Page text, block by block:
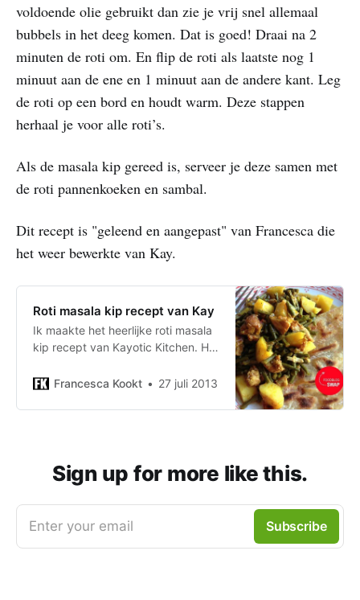
voldoende olie gebruikt dan zie je vrij snel allemaal
bubbels in het deeg komen. Dat is goed! Draai na 2
minuten de roti om. En flip de roti als laatste nog 1
minuut aan de ene en 1 minuut aan de andere kant. Leg
de roti op een bord en houdt warm. Deze stappen
herhaal je voor alle roti’s.
Als de masala kip gereed is, serveer je deze samen met
de roti pannenkoeken en sambal.
Dit recept is "geleend en aangepast" van Francesca die
het weer bewerkte van Kay.
Roti masala kip recept van Kay
Ik maakte het heerlijke roti masala
kip recept van Kayotic Kitchen. Het
proef je terug in het eindresultaat.
Francesca Kookt 27 juli 2013
Sign up for more like this.
Enter your email Subscribe